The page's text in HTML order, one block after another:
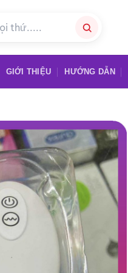
GIỚI THIỆU HƯỚNG DẪN